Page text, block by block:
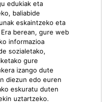
Sistema
edukiak eta
baliabide
eskaintzeko eta
berean, gure web
informazioa
sozialetako,
gure
izango dute
diezun edo euren
eskuratu duten
uztartzeko.